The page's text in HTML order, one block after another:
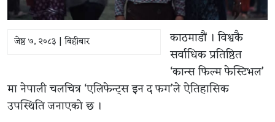
जेष्ठ ७, २०८३ | बिहीबार
काठमाडौं । विश्वकै
सर्वाधिक प्रतिष्ठित
‘कान्स फिल्म फेस्टिभल’
मा नेपाली चलचित्र ‘एलिफेन्ट्स इन द फग’ले ऐतिहासिक
उपस्थिति जनाएको छ ।